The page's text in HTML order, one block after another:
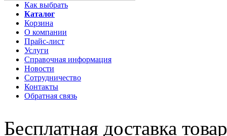
Как выбрать
Каталог
Корзина
О компании
Прайс-лист
Услуги
Справочная информация
Новости
Сотрудничество
Контакты
Обратная связь
Бесплатная доставка